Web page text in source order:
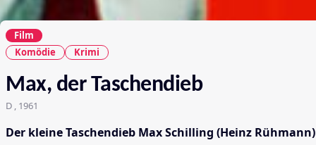
Film
Komödie
Krimi
Max, der Taschendieb
D , 1961
Der kleine Taschendieb Max Schilling (Heinz